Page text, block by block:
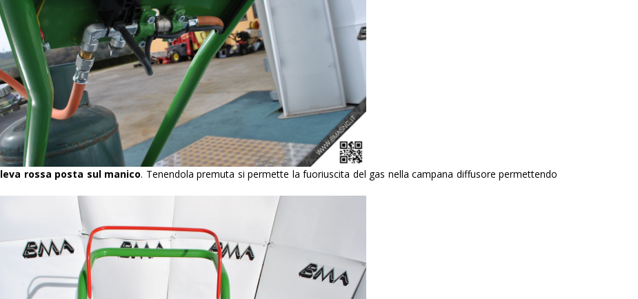
leva rossa posta sul manico. Tenendola premuta si permette la fuoriuscita del gas nella campana diffusore permettendo